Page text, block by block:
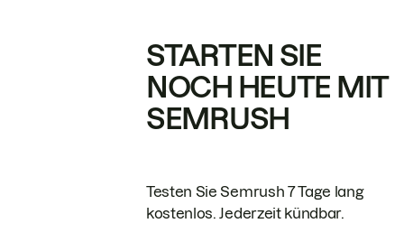
STARTEN SIE
NOCH HEUTE MIT
SEMRUSH
Testen Sie Semrush 7 Tage lang
kostenlos. Jederzeit kündbar.